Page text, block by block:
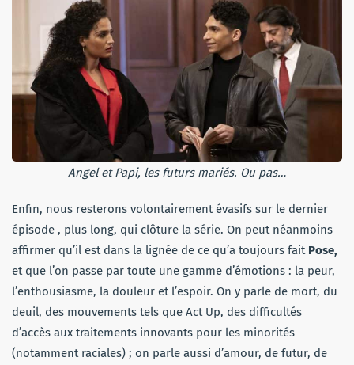
Angel et Papi, les futurs mariés. Ou pas…
Enfin, nous resterons volontairement évasifs sur le dernier
épisode , plus long, qui clôture la série. On peut néanmoins
affirmer qu’il est dans la lignée de ce qu’a toujours fait Pose,
et que l’on passe par toute une gamme d’émotions : la peur,
l’enthousiasme, la douleur et l’espoir. On y parle de mort, du
deuil, des mouvements tels que Act Up, des difficultés
d’accès aux traitements innovants pour les minorités
(notamment raciales) ; on parle aussi d’amour, de futur, de